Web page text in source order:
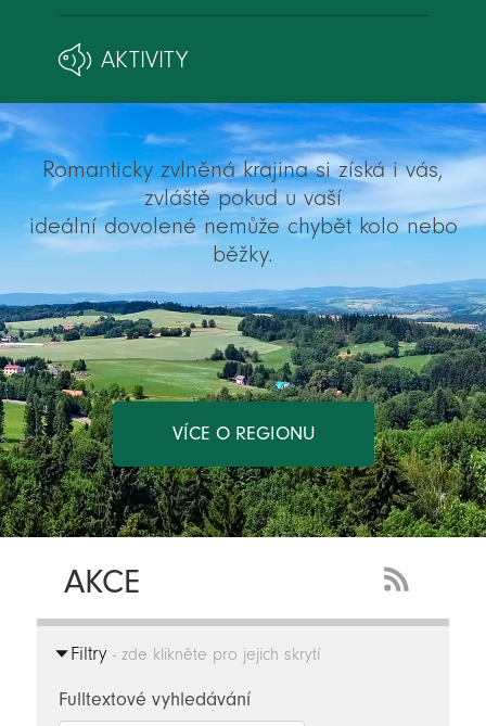
AKTIVITY
Romanticky zvlněná krajina si získá i vás,
zvláště pokud u vaší
ideální dovolené nemůže chybět kolo nebo
běžky.
VÍCE O REGIONU
AKCE
Feed
Filtry- zde klikněte pro jejich skrytí
Fulltextové vyhledávání